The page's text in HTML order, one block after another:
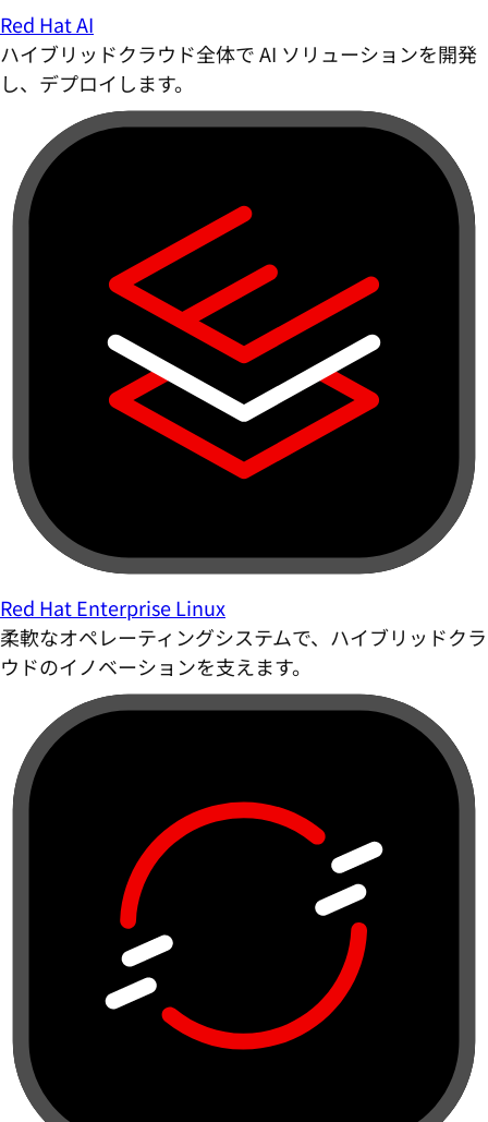
Red Hat AI
ハイブリッドクラウド全体で AI ソリューションを開発
し、デプロイします。
Red Hat Enterprise Linux
柔軟なオペレーティングシステムで、ハイブリッドクラ
ウドのイノベーションを支えます。